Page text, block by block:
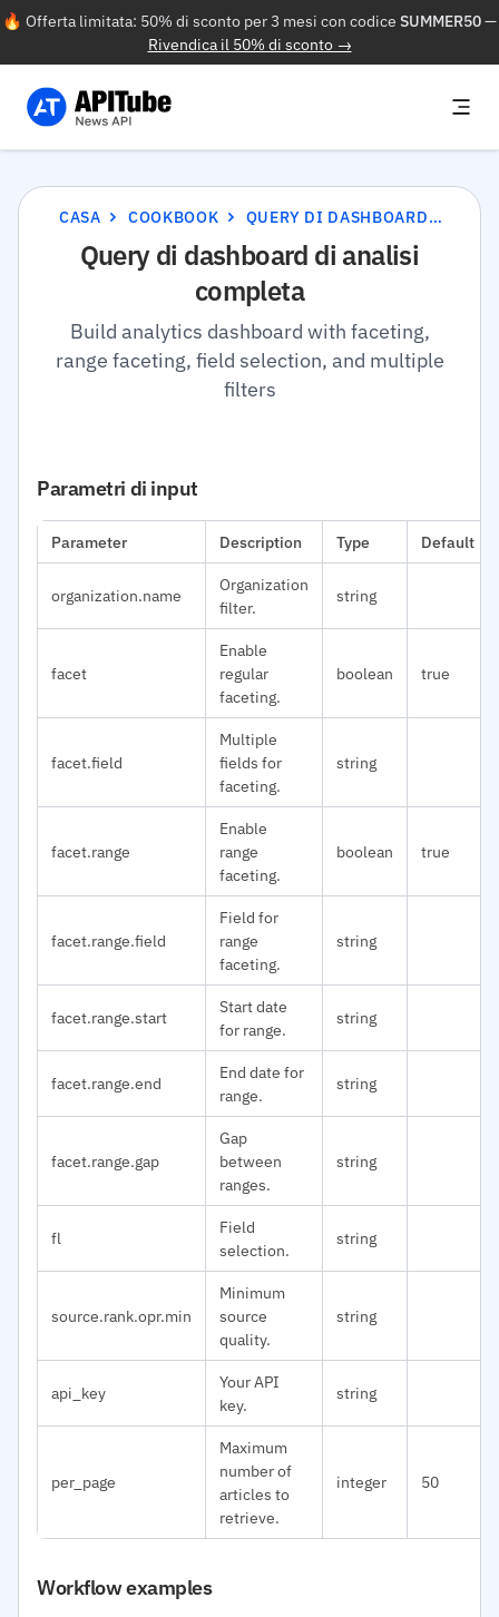
🔥 Offerta limitata: 50% di sconto per 3 mesi con codice SUMMER50—
Rivendica il 50% di sconto →
CASA COOKBOOK QUERY DI DASHBOARD DI ANALISI COMPLETA
Query di dashboard di analisi
completa
Build analytics dashboard with faceting,
range faceting, field selection, and multiple
filters
Parametri di input
Parameter Description Type Default
organization.name
Organization
filter.
string
facet
Enable
regular
faceting.
boolean true
facet.field
Multiple
fields for
faceting.
string
facet.range
Enable
range
faceting.
boolean true
facet.range.field
Field for
range
faceting.
string
facet.range.start
Start date
for range.
string
facet.range.end
End date for
range.
string
facet.range.gap
Gap
between
ranges.
string
fl
Field
selection.
string
source.rank.opr.min
Minimum
source
quality.
string
api_key
Your API
key.
string
per_page
Maximum
number of
articles to
retrieve.
integer 50
Workflow examples